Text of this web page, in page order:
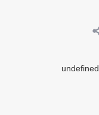
undefined